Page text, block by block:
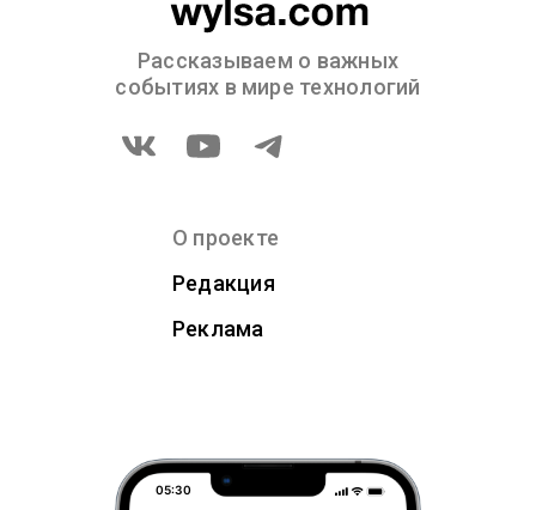
Рассказываем о важных
событиях в мире технологий
О проекте
Редакция
Реклама
05:30